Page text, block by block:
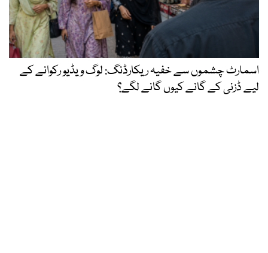
اسمارٹ چشموں سے خفیہ ریکارڈنگ: لوگ ویڈیو رکوانے کے
لیے ڈزنی کے گانے کیوں گانے لگے؟